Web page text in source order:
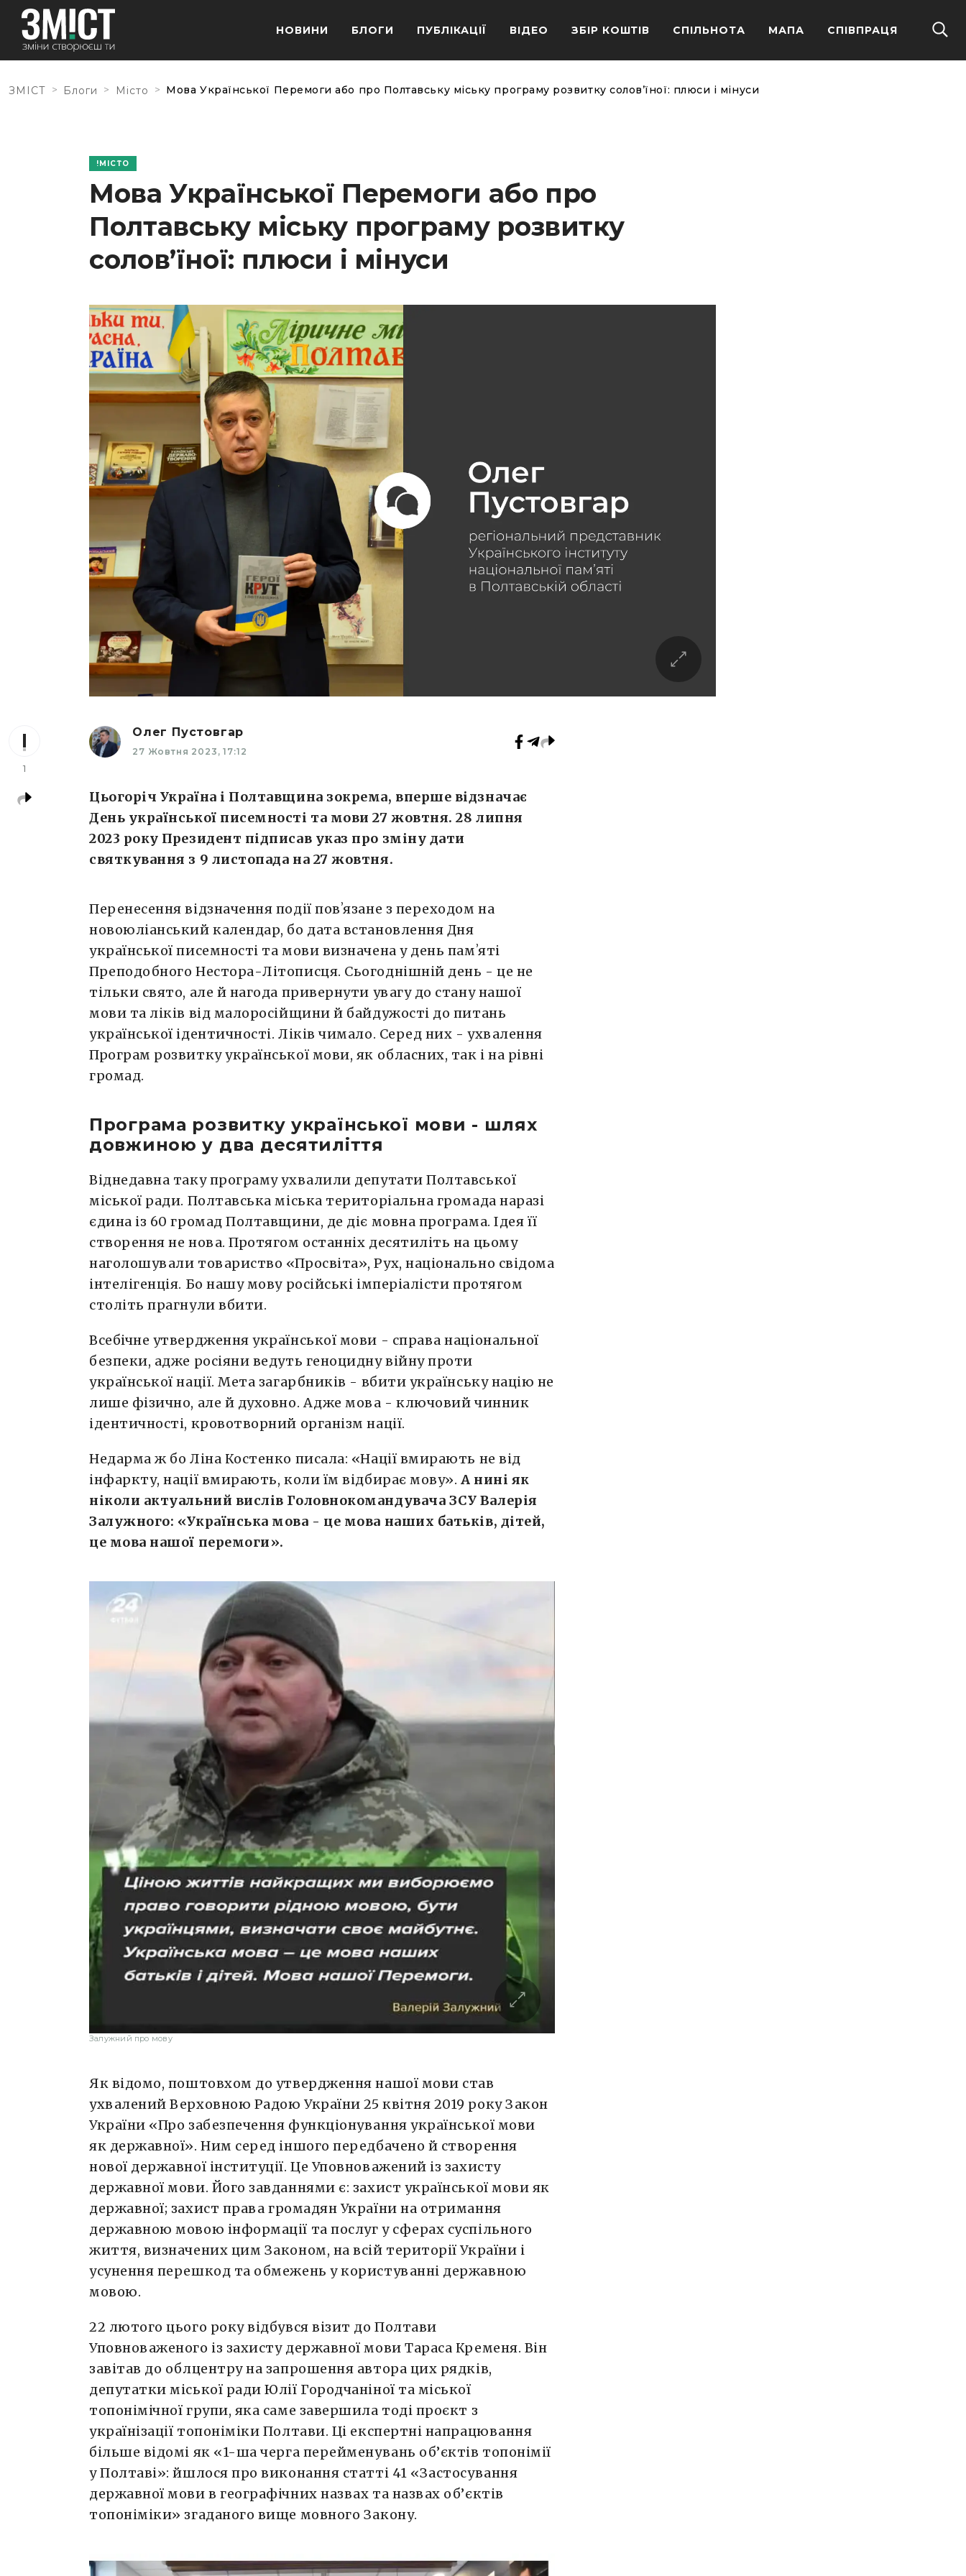
НОВИНИ БЛОГИ ПУБЛІКАЦІЇ ВІДЕО ЗБІР КОШТІВ СПІЛЬНОТА МАПА СПІВПРАЦЯ
ЗМІСТ > Блоги > Місто > Мова Української Перемоги або про Полтавську міську програму розвитку солов’їної: плюси і мінуси
МІСТО
Мова Української Перемоги або про
Полтавську міську програму розвитку
солов’їної: плюси і мінуси
1
Олег Пустовгар
27 Жовтня 2023, 17:12
Цьогоріч Україна і Полтавщина зокрема, вперше відзначає
День української писемності та мови 27 жовтня. 28 липня
2023 року Президент підписав указ про зміну дати
святкування з 9 листопада на 27 жовтня.
Перенесення відзначення події повʼязане з переходом на
новоюліанський календар, бо дата встановлення Дня
української писемності та мови визначена у день памʼяті
Преподобного Нестора-Літописця. Сьогоднішній день - це не
тільки свято, але й нагода привернути увагу до стану нашої
мови та ліків від малоросійщини й байдужості до питань
української ідентичності. Ліків чимало. Серед них - ухвалення
Програм розвитку української мови, як обласних, так і на рівні
громад.
Програма розвитку української мови - шлях
довжиною у два десятиліття
Віднедавна таку програму ухвалили депутати Полтавської
міської ради. Полтавська міська територіальна громада наразі
єдина із 60 громад Полтавщини, де діє мовна програма. Ідея її
створення не нова. Протягом останніх десятиліть на цьому
наголошували товариство «Просвіта», Рух, національно свідома
інтелігенція. Бо нашу мову російські імперіалісти протягом
століть прагнули вбити.
Всебічне утвердження української мови - справа національної
безпеки, адже росіяни ведуть геноцидну війну проти
української нації. Мета загарбників - вбити українську націю не
лише фізично, але й духовно. Адже мова - ключовий чинник
ідентичності, кровотворний організм нації.
Недарма ж бо Ліна Костенко писала: «Нації вмирають не від
інфаркту, нації вмирають, коли їм відбирає мову». А нині як
ніколи актуальний вислів Головнокомандувача ЗСУ Валерія
Залужного: «Українська мова - це мова наших батьків, дітей,
це мова нашої перемоги».
Залужний про мову
Як відомо, поштовхом до утвердження нашої мови став
ухвалений Верховною Радою України 25 квітня 2019 року Закон
України «Про забезпечення функціонування української мови
як державної». Ним серед іншого передбачено й створення
нової державної інституції. Це Уповноважений із захисту
державної мови. Його завданнями є: захист української мови як
державної; захист права громадян України на отримання
державною мовою інформації та послуг у сферах суспільного
життя, визначених цим Законом, на всій території України і
усунення перешкод та обмежень у користуванні державною
мовою.
22 лютого цього року відбувся візит до Полтави
Уповноваженого із захисту державної мови Тараса Кременя. Він
завітав до облцентру на запрошення автора цих рядків,
депутатки міської ради Юлії Городчаніної та міської
топонімічної групи, яка саме завершила тоді проєкт з
українізації топоніміки Полтави. Ці експертні напрацювання
більше відомі як «1-ша черга перейменувань об’єктів топонімії
у Полтаві»: йшлося про виконання статті 41 «Застосування
державної мови в географічних назвах та назвах об’єктів
топоніміки» згаданого вище мовного Закону.